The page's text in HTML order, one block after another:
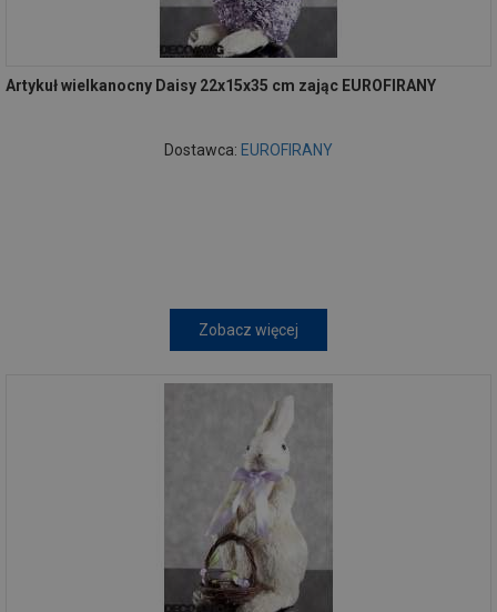
Artykuł wielkanocny Daisy 22x15x35 cm zając EUROFIRANY
Dostawca: EUROFIRANY
Zobacz więcej